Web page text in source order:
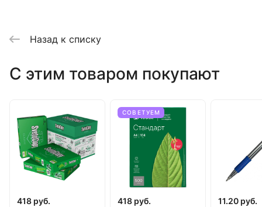
Назад к списку
C этим товаром покупают
418 руб.
СОВЕТУЕМ
418 руб. 11.20 руб.